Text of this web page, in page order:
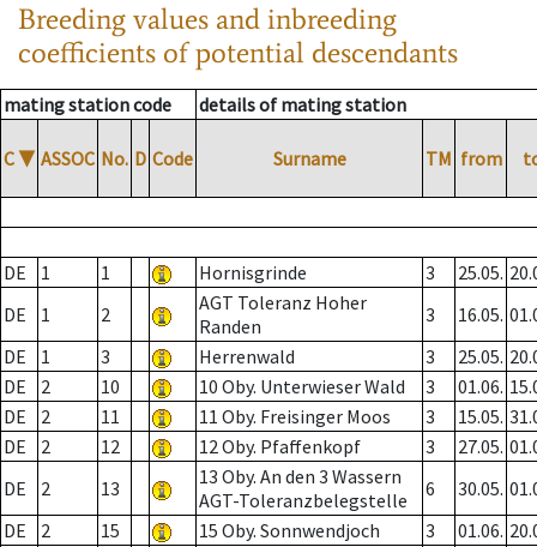
Breeding values and inbreeding
coefficients of potential descendants
mating station code details of mating station
C ▼ ASSOC No. D Code Surname TM from
DE 1 1 Hornisgrinde 3 25.05.
DE
1 2
AGT Toleranz Hoher
Randen
3 16.05.
DE
1 3 Herrenwald 3 25.05.
DE
2 10 10 Oby. Unterwieser Wald 3 01.06.
DE
2 11 11 Oby. Freisinger Moos 3 15.05.
DE
2 12 12 Oby. Pfaffenkopf 3 27.05.
DE
2 13
13 Oby. An den 3 Wassern
AGT-Toleranzbelegstelle
6 30.05.
DE
2 15 15 Oby. Sonnwendjoch 3 01.06.